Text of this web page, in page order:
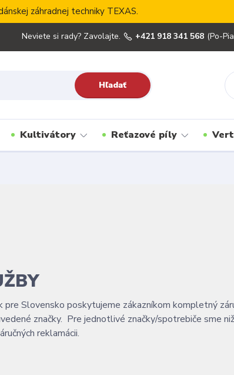
záhradnej techniky TEXAS.
Hľadať
Neviete si rady? Zavolajte. +421 918 341 568 (Po-
Kultivátory Reťazové píly
pre Slovensko poskytujeme zákazníkom kompletný
značky. Pre jednotlivé značky/spotrebiče sme
reklamácii.